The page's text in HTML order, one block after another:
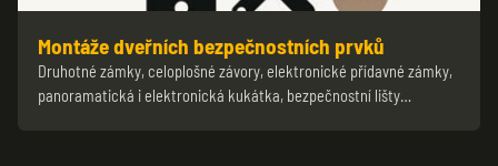
Montáže dveřních bezpečnostních prvků
Druhotné zámky, celoplošné závory, elektronické přídavné zámky,
panoramatická i elektronická kukátka, bezpečnostní lišty…